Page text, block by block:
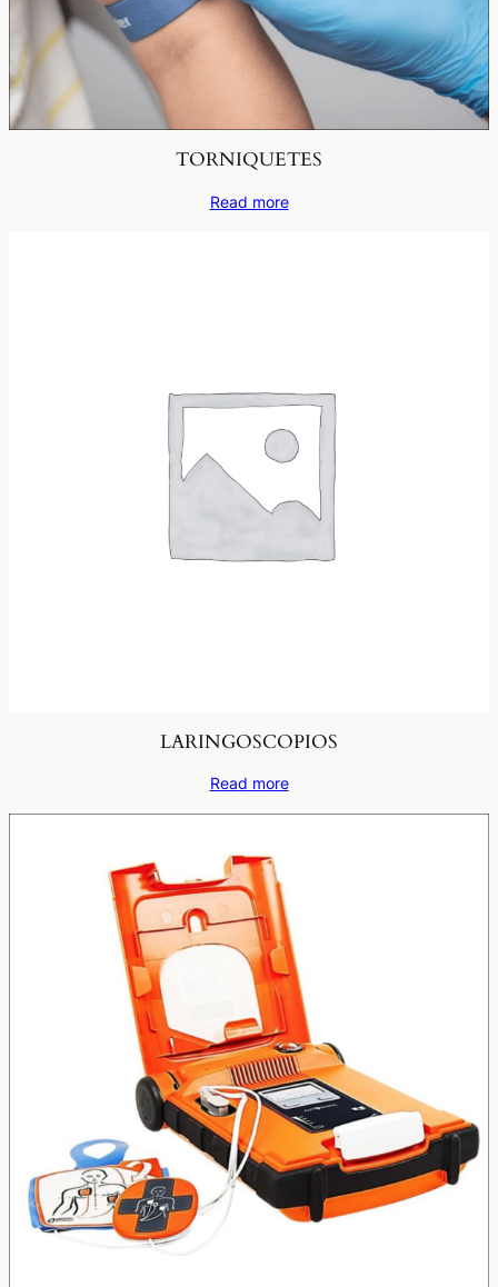
TORNIQUETES
Read more
LARINGOSCOPIOS
Read more